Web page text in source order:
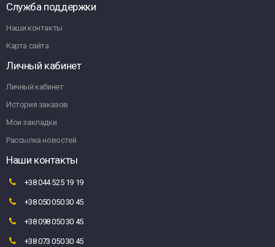
Служба поддержки
Наши контакты
Карта сайта
Личный кабинет
Личный кабинет
История заказов
Мои закладки
Рассылка новостей
Наши контакты
+38 044 525 19 19
+38 050 050 30 45
+38 098 050 30 45
+38 073 050 30 45